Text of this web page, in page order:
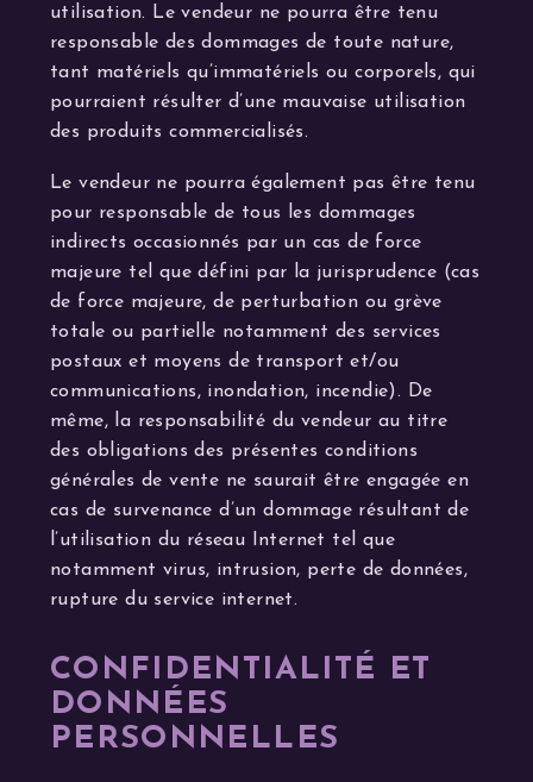
utilisation. Le vendeur ne pourra être tenu
responsable des dommages de toute nature,
tant matériels qu’immatériels ou corporels, qui
pourraient résulter d’une mauvaise utilisation
des produits commercialisés.
Le vendeur ne pourra également pas être tenu
pour responsable de tous les dommages
indirects occasionnés par un cas de force
majeure tel que défini par la jurisprudence (cas
de force majeure, de perturbation ou grève
totale ou partielle notamment des services
postaux et moyens de transport et/ou
communications, inondation, incendie). De
même, la responsabilité du vendeur au titre
des obligations des présentes conditions
générales de vente ne saurait être engagée en
cas de survenance d’un dommage résultant de
l’utilisation du réseau Internet tel que
notamment virus, intrusion, perte de données,
rupture du service internet.
CONFIDENTIALITÉ ET
DONNÉES
PERSONNELLES